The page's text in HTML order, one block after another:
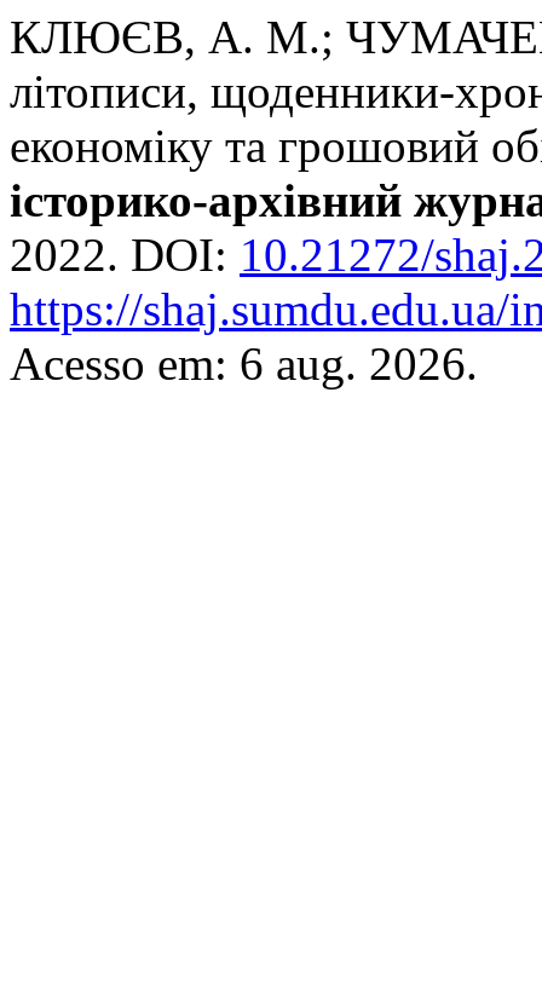
КЛЮЄВ, А. М.;
літописи, щоденники-
економіку та грошовий
історико-архівний
2022. DOI: 10.21272/
https://
Acesso em: 6 aug. 2026.